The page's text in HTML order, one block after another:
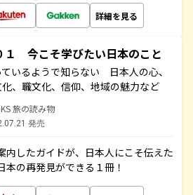
詳細を見る
１ 今こそ学びたい日本のこと
ているようで知らない 日本人の心、
、職文化、信仰、地域の魅力など
旅の読み物
発売
内したガイドが、日本人にこそ伝えた
の再発見ができる１冊！